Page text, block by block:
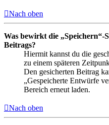
Nach oben
Was bewirkt die „Speichern“-
Beitrags?
Hiermit kannst du die
zu einem späteren
Den gesicherten Beitrag
„Gespeicherte Entwürfe
Bereich erneut laden.
Nach oben